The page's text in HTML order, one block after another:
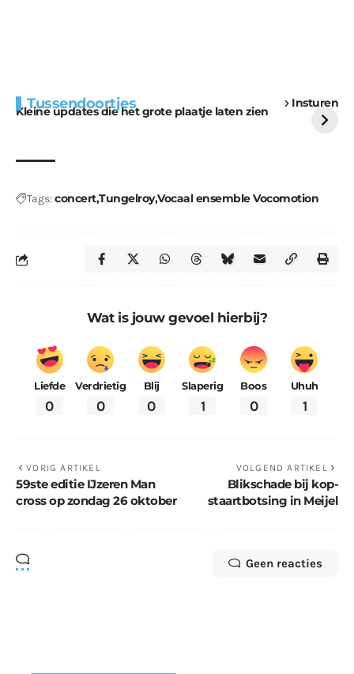
Tussendoortjes Insturen
Kleine updates die het grote plaatje laten zien
voor kabouters
uitdaging
Tags:concertTungelroyVocaal ensemble Vocomotion
Wat is jouw gevoel hierbij?
Liefde
0
Verdrietig
0
Blij
0
Slaperig
1
Boos
0
Uhuh
1
VORIG ARTIKEL
59ste editie IJzeren Man
cross op zondag 26 oktober
VOLGEND ARTIKEL
Blikschade bij kop-
staartbotsing in Meijel
Geen reacties